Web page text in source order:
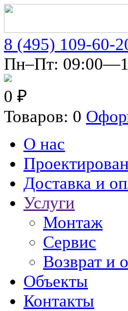
8 (495) 109-60-
Пн–Пт:
0 ₽
Товаров: 0
О нас
Доставка и
Услуги
Монтаж
Сервис
Возврат и
Объекты
Контакты